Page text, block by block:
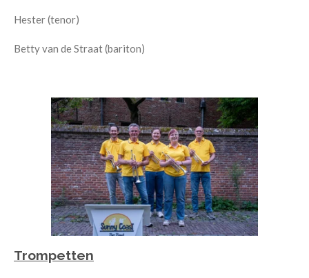
Hester (tenor)
Betty van de Straat (bariton)
Trompetten